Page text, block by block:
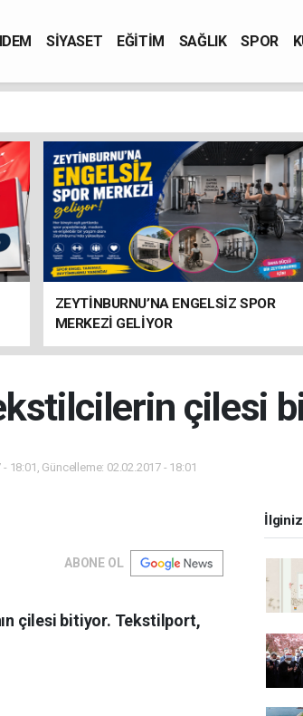
SİYASET EĞİTİM SAĞLIK SPOR
ZEYTİNBURNU’NA ENGELSİZ SPOR
MERKEZİ GELİYOR
çilesi
- 18:01, Güncelleme: 02.02.2017 - 18:01
ABONE OL
çilesi bitiyor. Tekstilport,